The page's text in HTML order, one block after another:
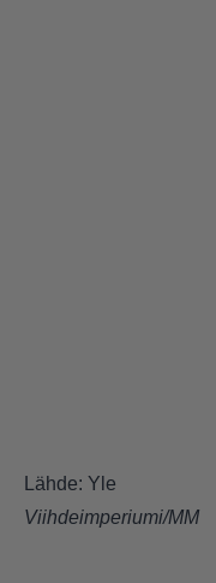
Lähde: Yle
Viihdeimperiumi/MM